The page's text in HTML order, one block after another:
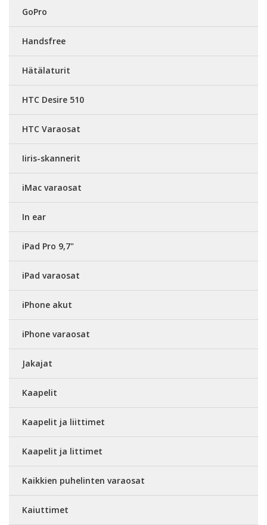
GoPro
Handsfree
Hätälaturit
HTC Desire 510
HTC Varaosat
Iiris-skannerit
iMac varaosat
In ear
iPad Pro 9,7"
iPad varaosat
iPhone akut
iPhone varaosat
Jakajat
Kaapelit
Kaapelit ja liittimet
Kaapelit ja littimet
Kaikkien puhelinten varaosat
Kaiuttimet